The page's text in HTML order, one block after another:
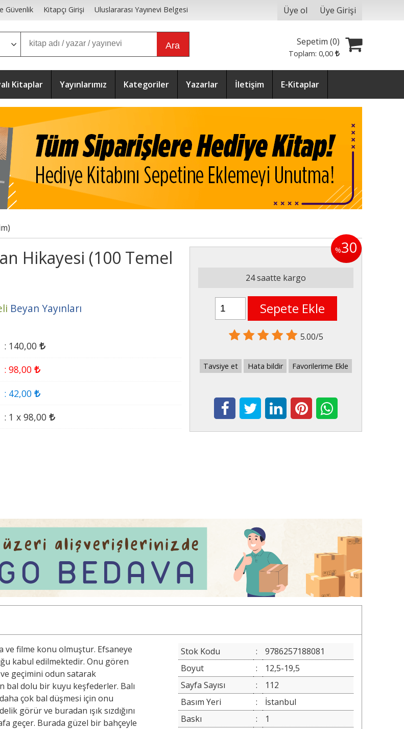
Güvenlik Kitapçı Girişi Uluslararası Yayınevi Belgesi Üye ol Üye Girişi
Ara Sepetim (0)
Toplam:0,00
Kitaplar Yayınlarımız Kategoriler Yazarlar İletişim E-Kitaplar
Hikayesi (100 Temel
Beyan Yayınları
: 140,00
: 98,00
: 42,00
: 1 x 98,00
%30
24 saatte kargo
Sepete Ekle
5.00/5
Tavsiye et Hata bildir Favorilerime Ekle
ve filme konu olmuştur. Efsaneye
kabul edilmektedir. Onu gören
geçimini odun satarak
bal dolu bir kuyu keşfederler. Balı
çok bal düşmesi için onu
görür ve buradan ışık sızdığını
geçer. Burada güzel bir bahçeyle
Stok Kodu :
9786257188081
Boyut
:
12,5-19,5
Sayfa Sayısı
:
112
Basım Yeri
:
İstanbul
Baskı
:
1